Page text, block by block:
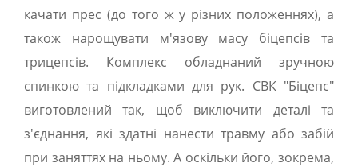
качати прес (до того ж у різних положеннях), а
також нарощувати м'язову масу біцепсів та
трицепсів. Комплекс обладнаний зручною
спинкою та підкладками для рук. СВК "Біцепс"
виготовлений так, щоб виключити деталі та
з'єднання, які здатні нанести травму або забій
при заняттях на ньому. А оскільки його, зокрема,